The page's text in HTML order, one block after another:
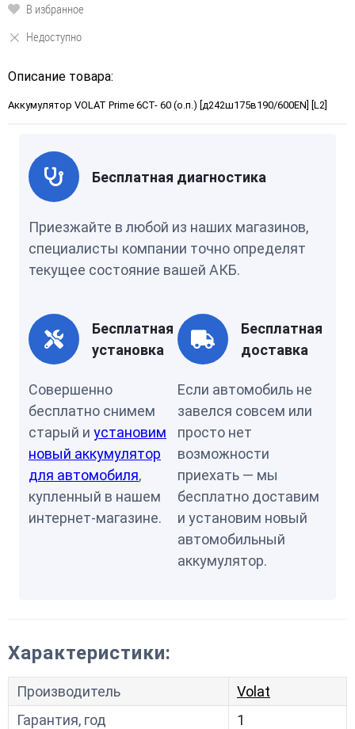
В избранное
Недоступно
Описание товара:
Аккумулятор VOLAT Prime 6СТ- 60 (о.п.) [д242ш175в190/600EN] [L2]
Бесплатная диагностика
Приезжайте в любой из наших магазинов,
специалисты компании точно определят
текущее состояние вашей АКБ.
Бесплатная
установка
Совершенно
бесплатно снимем
старый и установим
новый аккумулятор
для автомобиля,
купленный в нашем
интернет-магазине.
Бесплатная
доставка
Если автомобиль не
завелся совсем или
просто нет
возможности
приехать — мы
бесплатно доставим
и установим новый
автомобильный
аккумулятор.
Характеристики:
Производитель
Volat
Гарантия, год
1